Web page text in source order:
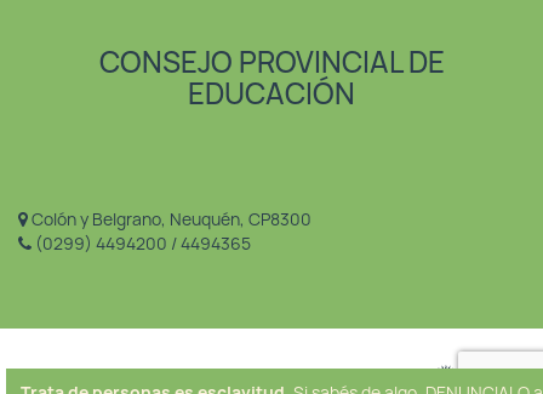
CONSEJO PROVINCIAL DE
EDUCACIÓN
Colón y Belgrano, Neuquén, CP8300
(0299) 4494200 / 4494365